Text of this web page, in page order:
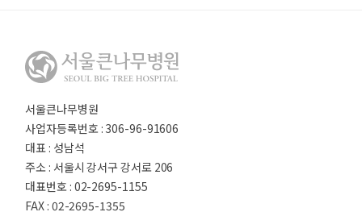
서울큰나무병원
사업자등록번호 : 306-96-91606
대표 : 성남석
주소 : 서울시 강서구 강서로 206
대표번호 : 02-2695-1155
FAX : 02-2695-1355